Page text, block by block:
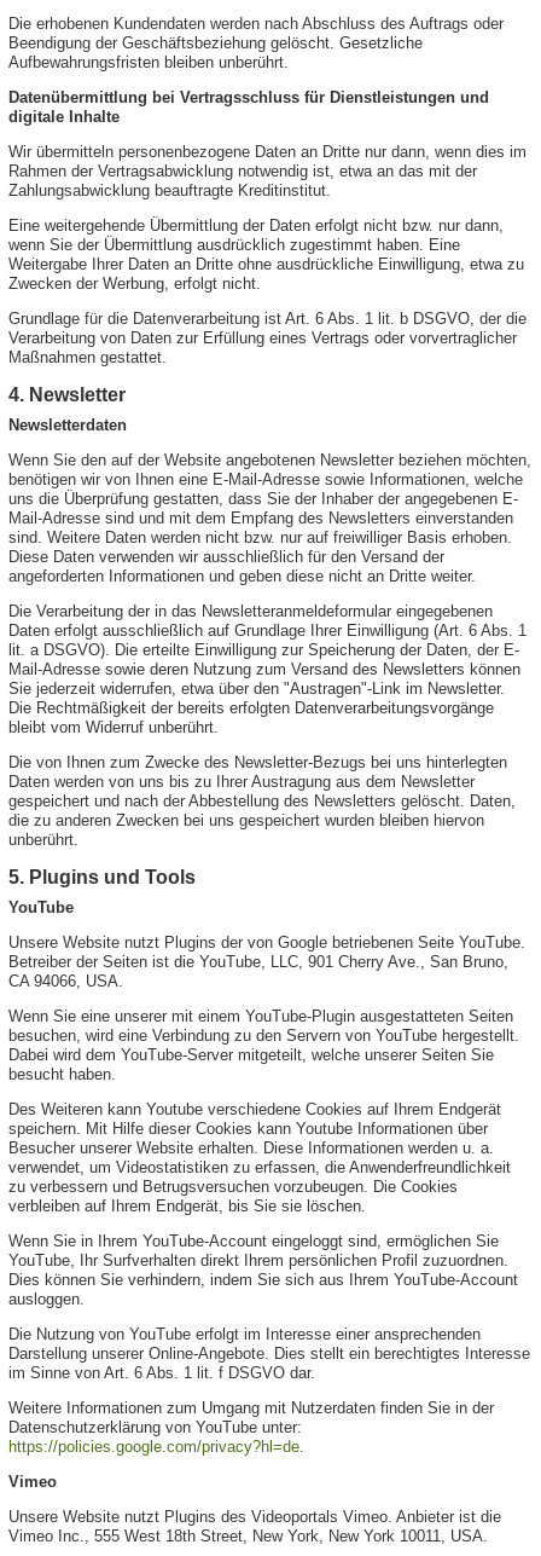
Die erhobenen Kundendaten werden nach Abschluss des Auftrags oder
Beendigung der Geschäftsbeziehung gelöscht. Gesetzliche
Aufbewahrungsfristen bleiben unberührt.
Datenübermittlung bei Vertragsschluss für Dienstleistungen und
digitale Inhalte
Wir übermitteln personenbezogene Daten an Dritte nur dann, wenn dies im
Rahmen der Vertragsabwicklung notwendig ist, etwa an das mit der
Zahlungsabwicklung beauftragte Kreditinstitut.
Eine weitergehende Übermittlung der Daten erfolgt nicht bzw. nur dann,
wenn Sie der Übermittlung ausdrücklich zugestimmt haben. Eine
Weitergabe Ihrer Daten an Dritte ohne ausdrückliche Einwilligung, etwa zu
Zwecken der Werbung, erfolgt nicht.
Grundlage für die Datenverarbeitung ist Art. 6 Abs. 1 lit. b DSGVO, der die
Verarbeitung von Daten zur Erfüllung eines Vertrags oder vorvertraglicher
Maßnahmen gestattet.
4. Newsletter
Newsletterdaten
Wenn Sie den auf der Website angebotenen Newsletter beziehen möchten,
benötigen wir von Ihnen eine E-Mail-Adresse sowie Informationen, welche
uns die Überprüfung gestatten, dass Sie der Inhaber der angegebenen E-
Mail-Adresse sind und mit dem Empfang des Newsletters einverstanden
sind. Weitere Daten werden nicht bzw. nur auf freiwilliger Basis erhoben.
Diese Daten verwenden wir ausschließlich für den Versand der
angeforderten Informationen und geben diese nicht an Dritte weiter.
Die Verarbeitung der in das Newsletteranmeldeformular eingegebenen
Daten erfolgt ausschließlich auf Grundlage Ihrer Einwilligung (Art. 6 Abs. 1
lit. a DSGVO). Die erteilte Einwilligung zur Speicherung der Daten, der E-
Mail-Adresse sowie deren Nutzung zum Versand des Newsletters können
Sie jederzeit widerrufen, etwa über den "Austragen"-Link im Newsletter.
Die Rechtmäßigkeit der bereits erfolgten Datenverarbeitungsvorgänge
bleibt vom Widerruf unberührt.
Die von Ihnen zum Zwecke des Newsletter-Bezugs bei uns hinterlegten
Daten werden von uns bis zu Ihrer Austragung aus dem Newsletter
gespeichert und nach der Abbestellung des Newsletters gelöscht. Daten,
die zu anderen Zwecken bei uns gespeichert wurden bleiben hiervon
unberührt.
5. Plugins und Tools
YouTube
Unsere Website nutzt Plugins der von Google betriebenen Seite YouTube.
Betreiber der Seiten ist die YouTube, LLC, 901 Cherry Ave., San Bruno,
CA 94066, USA.
Wenn Sie eine unserer mit einem YouTube-Plugin ausgestatteten Seiten
besuchen, wird eine Verbindung zu den Servern von YouTube hergestellt.
Dabei wird dem YouTube-Server mitgeteilt, welche unserer Seiten Sie
besucht haben.
Des Weiteren kann Youtube verschiedene Cookies auf Ihrem Endgerät
speichern. Mit Hilfe dieser Cookies kann Youtube Informationen über
Besucher unserer Website erhalten. Diese Informationen werden u. a.
verwendet, um Videostatistiken zu erfassen, die Anwenderfreundlichkeit
zu verbessern und Betrugsversuchen vorzubeugen. Die Cookies
verbleiben auf Ihrem Endgerät, bis Sie sie löschen.
Wenn Sie in Ihrem YouTube-Account eingeloggt sind, ermöglichen Sie
YouTube, Ihr Surfverhalten direkt Ihrem persönlichen Profil zuzuordnen.
Dies können Sie verhindern, indem Sie sich aus Ihrem YouTube-Account
ausloggen.
Die Nutzung von YouTube erfolgt im Interesse einer ansprechenden
Darstellung unserer Online-Angebote. Dies stellt ein berechtigtes Interesse
im Sinne von Art. 6 Abs. 1 lit. f DSGVO dar.
Weitere Informationen zum Umgang mit Nutzerdaten finden Sie in der
Datenschutzerklärung von YouTube unter:
https://policies.google.com/privacy?hl=de
Vimeo
Unsere Website nutzt Plugins des Videoportals Vimeo. Anbieter ist die
Vimeo Inc., 555 West 18th Street, New York, New York 10011, USA.